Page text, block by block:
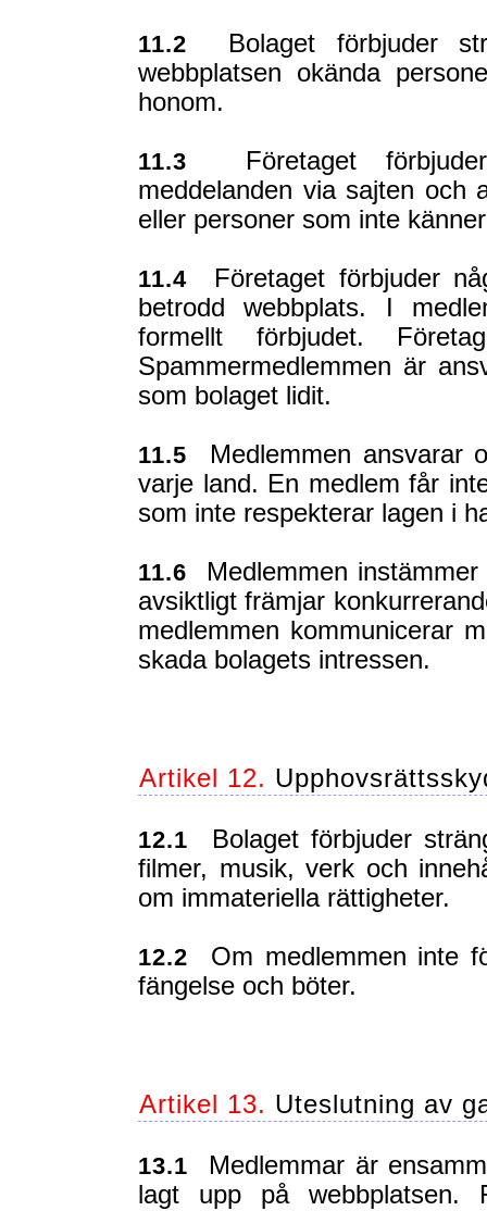
11.2 Bolaget förbjuder
webbplatsen okända
honom.
11.3 Företaget
meddelanden via sajten och
eller personer som inte
11.4 Företaget förbjuder
betrodd webbplats. I
formellt förbjudet.
Spammermedlemmen är
som bolaget lidit.
11.5 Medlemmen ansvarar
varje land. En medlem får
som inte respekterar lagen i
11.6 Medlemmen
avsiktligt främjar
medlemmen kommunicerar
skada bolagets intressen.
Artikel 12.
12.1 Bolaget förbjuder
filmer, musik, verk och
om immateriella rättigheter.
12.2 Om medlemmen inte
fängelse och böter.
Artikel 13. Uteslutning av
13.1 Medlemmar är
lagt upp på webbplatsen.